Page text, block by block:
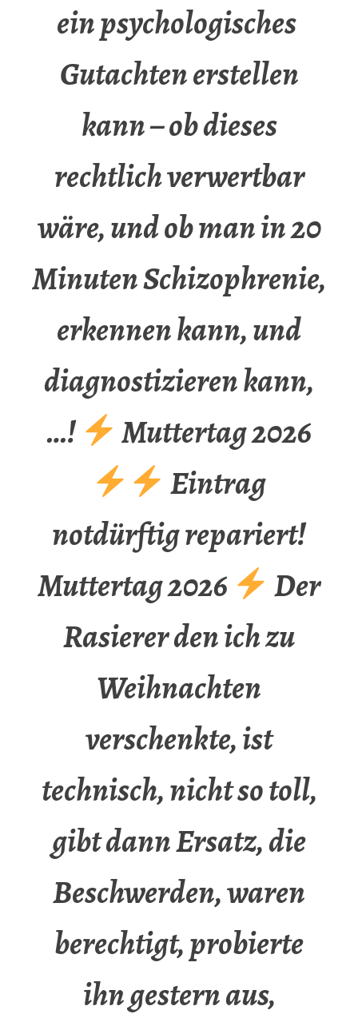
ein psychologisches
Gutachten erstellen
kann – ob dieses
rechtlich verwertbar
wäre, und ob man in 20
Minuten Schizophrenie,
erkennen kann, und
diagnostizieren kann,
…!
Muttertag 2026
Eintrag
notdürftig repariert!
Muttertag 2026
Der
Rasierer den ich zu
Weihnachten
verschenkte, ist
technisch, nicht so toll,
gibt dann Ersatz, die
Beschwerden, waren
berechtigt, probierte
ihn gestern aus,